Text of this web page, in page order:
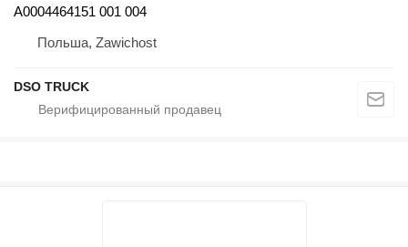
A0004464151 001 004
Польша, Zawichost
DSO TRUCK